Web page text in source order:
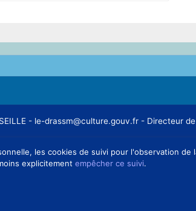
- le-drassm@culture.gouv.fr - Directeur
les cookies de suivi pour l'observation
explicitement empêcher ce suivi.